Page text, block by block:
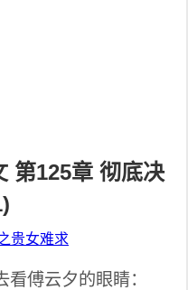
第125章 彻底决
贵女难求
傅云夕的眼睛：